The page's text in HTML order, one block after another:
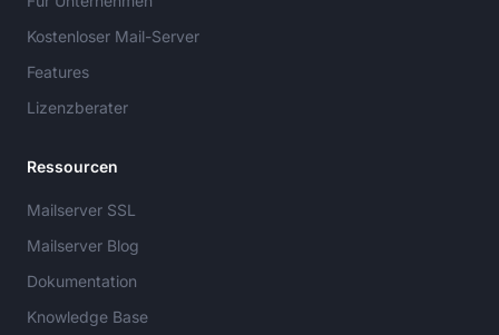
Kostenloser Mail-Server
Features
Lizenzberater
Ressourcen
Mailserver SSL
Mailserver Blog
Dokumentation
Knowledge Base